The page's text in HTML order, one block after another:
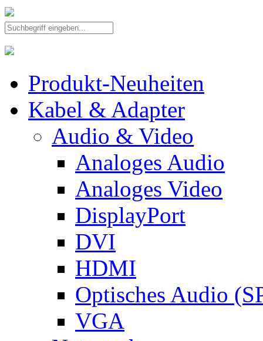
Produkt-Neuheiten
Kabel & Adapter
Audio & Video
Analoges Audio
Analoges Video
DisplayPort
DVI
HDMI
Optisches Audio
VGA